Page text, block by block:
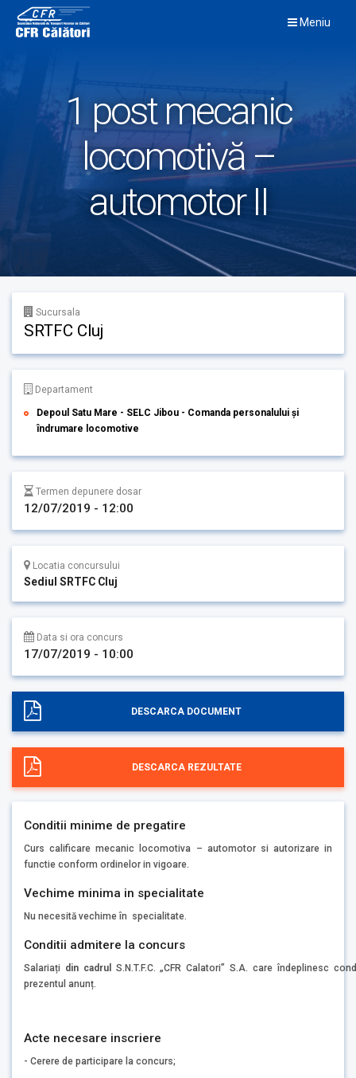
content
Meniu
1 post mecanic
locomotivă –
automotor II
Sucursala
SRTFC Cluj
Departament
Depoul Satu Mare - SELC Jibou - Comanda personalului și
îndrumare locomotive
Termen depunere dosar
12/07/2019 - 12:00
Locatia concursului
Sediul SRTFC Cluj
Data si ora concurs
17/07/2019 - 10:00
DESCARCA DOCUMENT
DESCARCA REZULTATE
Conditii minime de pregatire
Curs calificare mecanic locomotiva – automotor si autorizare in
functie conform ordinelor in vigoare.
Vechime minima in specialitate
Nu necesită vechime în specialitate.
Conditii admitere la concurs
Salariați din cadrul S.N.T.F.C. „CFR Calatori” S.A. care îndeplinesc
prezentul anunț.
Acte necesare inscriere
- Cerere de participare la concurs;